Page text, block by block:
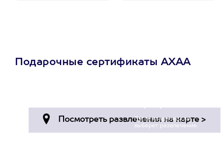
Подарочные сертификаты АХАА
Пусть владелец сам
выберет развлечение.